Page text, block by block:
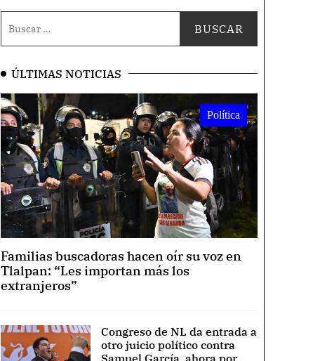
ÚLTIMAS NOTICIAS
Política
Familias buscadoras hacen oír su voz en
Tlalpan: “Les importan más los
extranjeros”
Congreso de NL da entrada a
otro juicio político contra
Samuel García, ahora por